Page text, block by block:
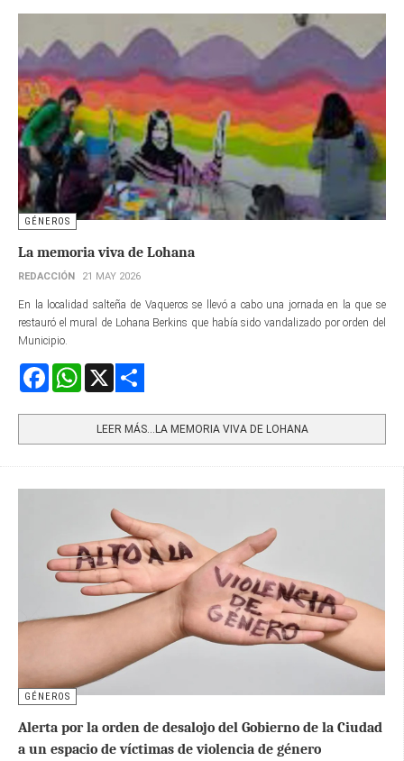
GÉNEROS
La memoria viva de Lohana
REDACCIÓN 21 MAY 2026
En la localidad salteña de Vaqueros se llevó a cabo una jornada en la que se
restauró el mural de Lohana Berkins que había sido vandalizado por orden del
Municipio.
FacebookWhatsApp
LEER MÁS…LA MEMORIA VIVA DE LOHANA
GÉNEROS
Alerta por la orden de desalojo del Gobierno de la Ciudad
a un espacio de víctimas de violencia de género